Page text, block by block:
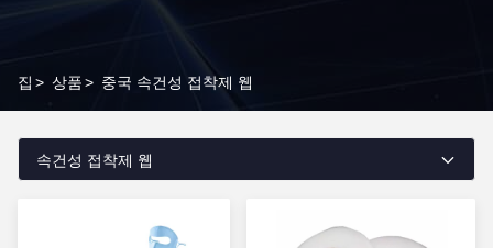
집 > 상품> 중국 속건성 접착제 웹
속건성 접착제 웹